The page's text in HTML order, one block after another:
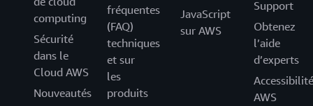
computing
Sécurité
dans le
Cloud AWS
Nouveautés
fréquentes
(FAQ)
techniques
et sur
les
produits
JavaScript
sur AWS
Support
Obtenez
l’aide
d’experts
Accessibilité
AWS